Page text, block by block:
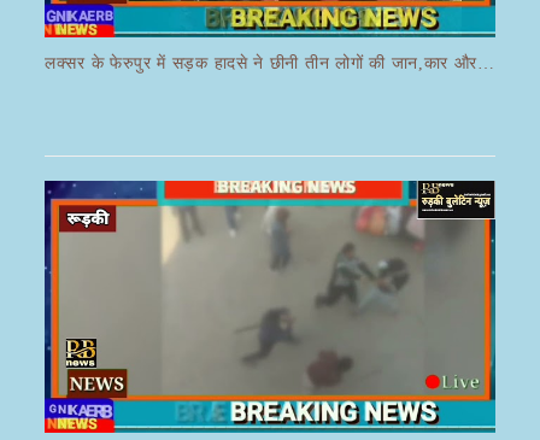
लक्सर के फेरुपुर में सड़क हादसे ने छीनी तीन लोगों की जान,कार और ई रिक्शा की भयानक हुई टक्कर